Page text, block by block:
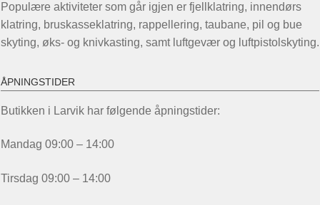
Populære aktiviteter som går igjen er fjellklatring, innendørs
klatring, bruskasseklatring, rappellering, taubane, pil og bue
skyting, øks- og knivkasting, samt luftgevær og luftpistolskyting.
ÅPNINGSTIDER
Butikken i Larvik har følgende åpningstider:
Mandag 09:00 – 14:00
Tirsdag 09:00 – 14:00